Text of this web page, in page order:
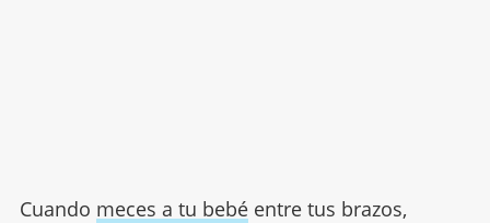
Cuando meces a tu bebéentre tus brazos,